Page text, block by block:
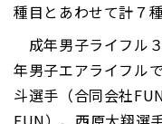
種目とあわせて計７
成年男子ライフル
年男子エアライフル
斗選手（合同会社